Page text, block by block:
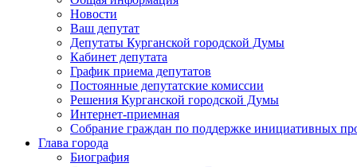
Новости
Ваш депутат
Депутаты Курганской городской Думы
Кабинет депутата
График приема депутатов
Постоянные депутатские комиссии
Решения Курганской городской Думы
Интернет-приемная
Собрание граждан по поддержке инициативных
Глава города
Биография